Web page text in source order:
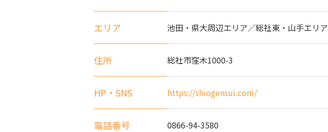
エリア 池田・県大周辺エリア／総社東・山手エリア
住所 総社市窪木1000-3
HP・SNS https://shiogensui.com/
電話番号 0866-94-3580